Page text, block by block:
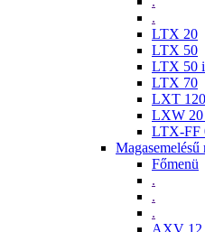
.
LTX 20
LTX 50
LTX 50
LTX 70
LXT
LXW 20
LTX-FF
Főmenü
.
.
.
AXV 12